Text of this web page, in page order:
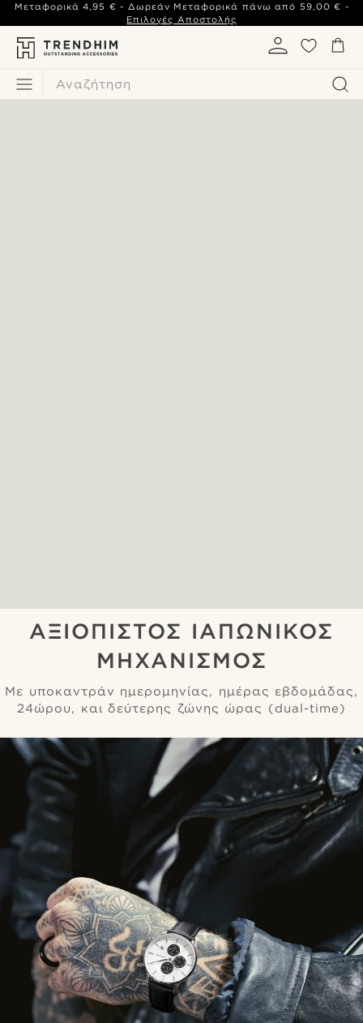
Αναζήτηση
Μεταφορικά 4,95 € - Δωρεάν Μεταφορικά πάνω από 59,00 € -
Επιλογές Αποστολής
ΑΞΙΟΠΙΣΤΟΣ ΙΑΠΩΝΙΚΟΣ
ΜΗΧΑΝΙΣΜΟΣ
Με υποκαντράν ημερομηνίας, ημέρας εβδομάδας,
24ώρου, και δεύτερης ζώνης ώρας (dual-time)